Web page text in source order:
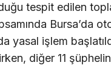
tespit edilen
Bursa’da
yasal işlem
diğer 11